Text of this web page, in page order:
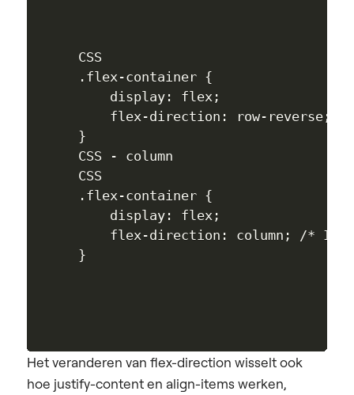
CSS
.flex-container {
    display: flex;
flex-direction: row-reverse;
}
CSS - column
CSS
.flex-container {
    display: flex;
flex-direction: column; /*
Het veranderen van flex-direction wisselt ook
hoe justify-content en align-items werken,